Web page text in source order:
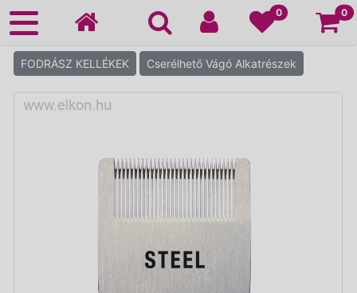
0 0
FODRÁSZ KELLÉKEK Cserélhető Vágó Alkatrészek